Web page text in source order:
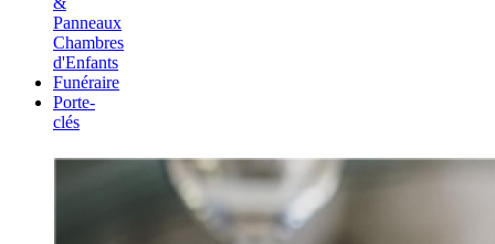
Panneaux
Chambres
d'Enfants
Funéraire
Porte-
clés